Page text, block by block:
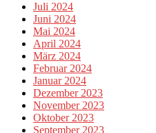
Juli 2024
Juni 2024
Mai 2024
April 2024
März 2024
Februar 2024
Januar 2024
Dezember 2023
November 2023
Oktober 2023
September 2023